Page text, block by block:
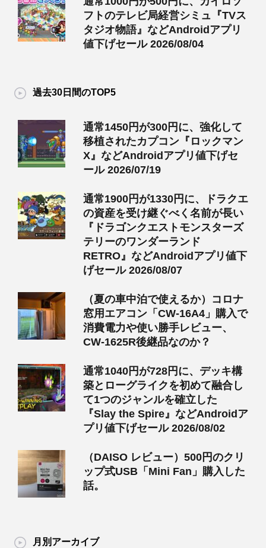
フトのテレビ局経営シミュ『TVス
タジオ物語』などAndroidアプリ
値下げセール 2026/08/04
過去30日間のTOP5
通常1450円が300円に、強化して
移植されたカプコン『ロックマン
X』などAndroidアプリ値下げセ
ール 2026/07/19
通常1900円が1330円に、ドラクエ
の資産を受け継ぐべく名前が長い
『ドラゴンクエストモンスターズ
テリーのワンダーランド
RETRO』などAndroidアプリ値下
げセール 2026/08/07
（夏の車中泊で使えるか）コロナ
窓用エアコン「CW-16A4」購入で
消費電力や使い勝手レビュー、
CW-1625R後継品なのか？
通常1040円が728円に、デッキ構
築とローグライクを初めて融合し
て1つのジャンルを確立した
『Slay the Spire』などAndroidア
プリ値下げセール 2026/08/02
（DAISO レビュー）500円のクリ
ップ式USB「Mini Fan」購入した
話。
月別アーカイブ